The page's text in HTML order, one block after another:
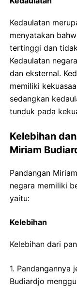
Kedaulatan
menyatakan
tertinggi dan
Kedaulatan
dan eksternal.
memiliki
sedangkan
tunduk pada
Kelebihan
Miriam
Pandangan
negara memiliki
yaitu:
Kelebihan
Kelebihan dari
1. Pandangannya
Budiardjo